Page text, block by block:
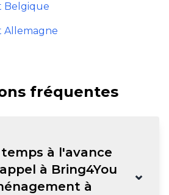
Belgique
Allemagne
fréquentes
à l'avance
à Bring4You
à
⌄